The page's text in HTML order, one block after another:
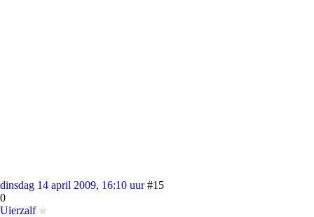
dinsdag 14 april 2009, 16:10 uur #15
0
Uierzalf